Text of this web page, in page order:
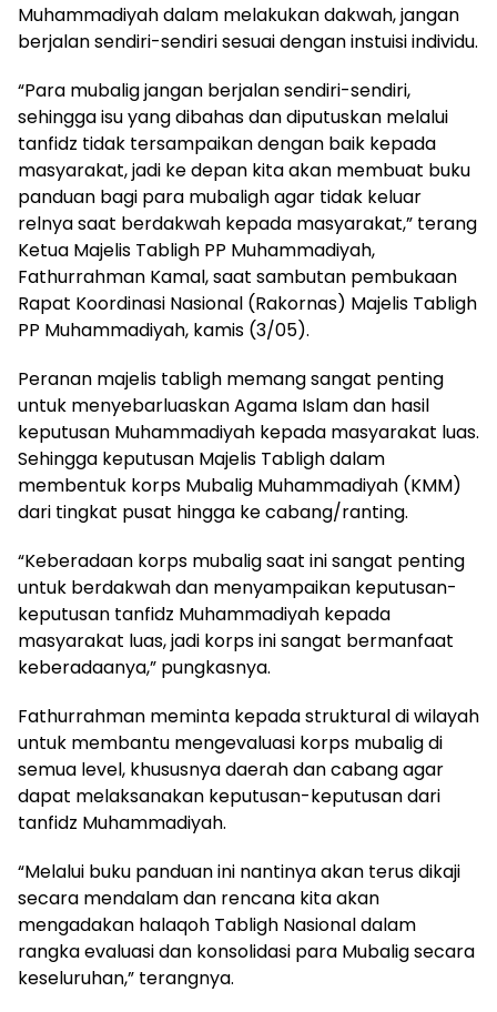
Muhammadiyah dalam melakukan dakwah, jangan
berjalan sendiri-sendiri sesuai dengan instuisi individu.
“Para mubalig jangan berjalan sendiri-sendiri,
sehingga isu yang dibahas dan diputuskan melalui
tanfidz tidak tersampaikan dengan baik kepada
masyarakat, jadi ke depan kita akan membuat buku
panduan bagi para mubaligh agar tidak keluar
relnya saat berdakwah kepada masyarakat,” terang
Ketua Majelis Tabligh PP Muhammadiyah,
Fathurrahman Kamal, saat sambutan pembukaan
Rapat Koordinasi Nasional (Rakornas) Majelis Tabligh
PP Muhammadiyah, kamis (3/05).
Peranan majelis tabligh memang sangat penting
untuk menyebarluaskan Agama Islam dan hasil
keputusan Muhammadiyah kepada masyarakat luas.
Sehingga keputusan Majelis Tabligh dalam
membentuk korps Mubalig Muhammadiyah (KMM)
dari tingkat pusat hingga ke cabang/ranting.
“Keberadaan korps mubalig saat ini sangat penting
untuk berdakwah dan menyampaikan keputusan-
keputusan tanfidz Muhammadiyah kepada
masyarakat luas, jadi korps ini sangat bermanfaat
keberadaanya,” pungkasnya.
Fathurrahman meminta kepada struktural di wilayah
untuk membantu mengevaluasi korps mubalig di
semua level, khususnya daerah dan cabang agar
dapat melaksanakan keputusan-keputusan dari
tanfidz Muhammadiyah.
“Melalui buku panduan ini nantinya akan terus dikaji
secara mendalam dan rencana kita akan
mengadakan halaqoh Tabligh Nasional dalam
rangka evaluasi dan konsolidasi para Mubalig secara
keseluruhan,” terangnya.